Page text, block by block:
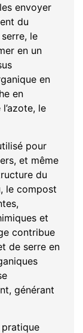
envoyer
du
le
en un
en
en
le
pour
et même
du
le compost
et
contribue
de serre en
générant